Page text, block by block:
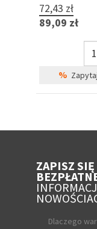
7,63 zł
9,38 zł
ZAPISZ SIĘ
Dlaczego